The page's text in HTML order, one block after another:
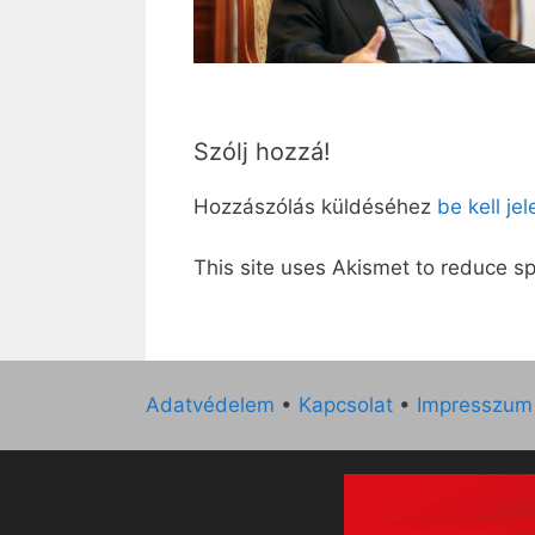
Szólj hozzá!
Hozzászólás küldéséhez be kell
This site uses Akismet to reduce
Adatvédelem • Kapcsolat • Impresszum